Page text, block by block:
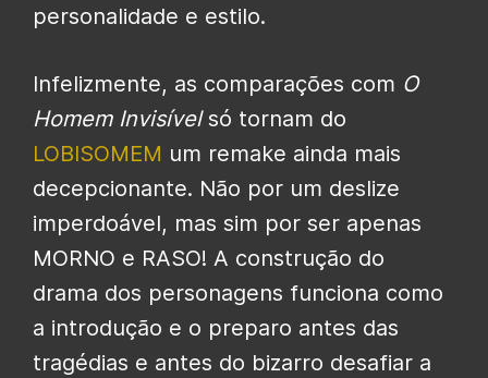
personalidade e estilo.
Infelizmente, as comparações com O
Homem Invisívelsó tornam do
LOBISOMEM um remake ainda mais
decepcionante. Não por um deslize
imperdoável, mas sim por ser apenas
MORNO e RASO! A construção do
drama dos personagens funciona como
a introdução e o preparo antes das
tragédias e antes do bizarro desafiar a